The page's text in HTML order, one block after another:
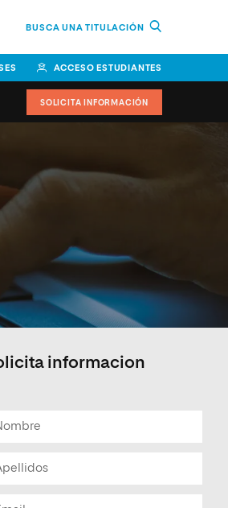
BUSCA UNA TITULACIÓN
CANADÁ
ESPAÑA
REPÚBLICA DOMINICANA
ACCESO ESTUDIANTES
SOLICITA INFORMACIÓN
informacion